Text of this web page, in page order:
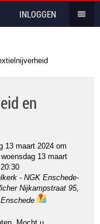
INLOGGEN
en
13 maart 2024 om
woensdag 13 maart
- NGK Enschede-
Nijkampstraat 95,